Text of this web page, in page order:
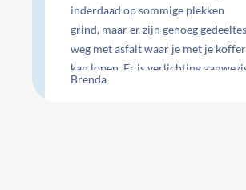
inderdaad op sommige plekken
grind, maar er zijn genoeg gedeeltes
weg met asfalt waar je met je koffer
kan lopen. Er is verlichting
maar wel minimaal.
Brenda